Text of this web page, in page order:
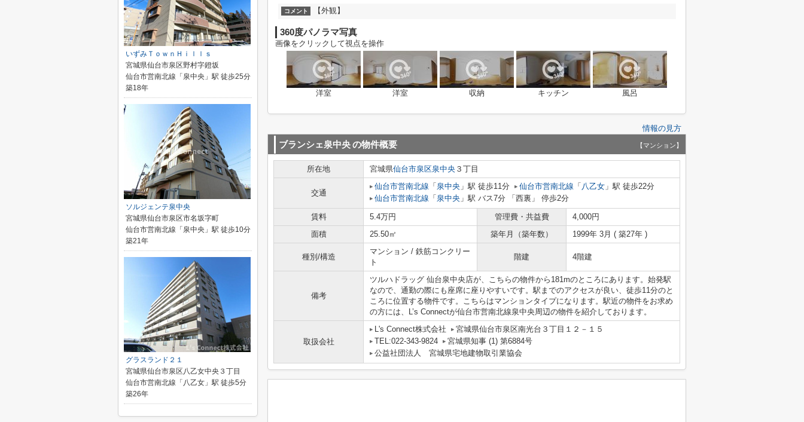
コメント 【外観】
360度パノラマ写真
画像をクリックして視点を操作
洋室 洋室 収納 キッチン 風呂
情報の見方
ブランシェ泉中央の物件概要 【マンション】
所在地 宮城県仙台市泉区泉中央 ３丁目
交通
仙台市営南北線 「 泉中央 」駅 徒歩11分 仙台市営南北線 「 八乙女 」駅 徒歩22分
仙台市営南北線 「 泉中央 」駅 バス7分 「西裏」 停歩2分
賃料 5.4万円 管理費・共益費
4,000円
面積
25.50㎡ 築年月（築年数） 1999年 3月 ( 築27年 )
種別/構造
マンション / 鉄筋コンクリー
ト
階建 4階建
備考
ツルハドラッグ 仙台泉中央店が、こちらの物件から181mのところにあります。始発駅
なので、通勤の際にも座席に座りやすいです。駅までのアクセスが良い、徒歩11分のと
ころに位置する物件です。こちらはマンションタイプになります。駅近の物件をお求め
の方には、L’s Connectが仙台市営南北線泉中央周辺の物件を紹介しております。
取扱会社
L's Connect株式会社
宮城県仙台市泉区南光台３丁目１２－１５
TEL:022-343-9824
宮城県知事 (1) 第6884号
公益社団法人 宮城県宅地建物取引業協会
いずみＴｏｗｎＨｉｌｌｓ
宮城県仙台市泉区野村字鐙坂
仙台市営南北線「泉中央」駅 徒歩25分
築18年
ソルジェンテ泉中央
宮城県仙台市泉区市名坂字町
仙台市営南北線「泉中央」駅 徒歩10分
築21年
グラスランド２１
宮城県仙台市泉区八乙女中央３丁目
仙台市営南北線「八乙女」駅 徒歩5分
築26年